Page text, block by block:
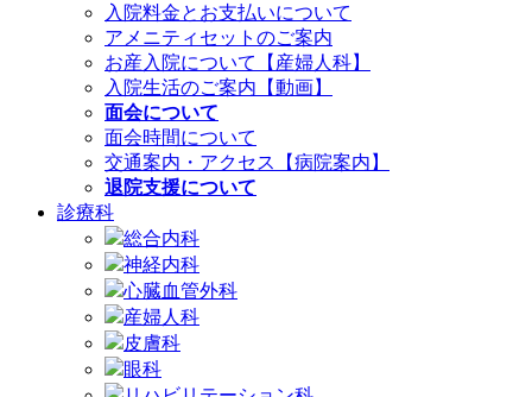
入院料金とお支払いについて
アメニティセットのご案内
お産入院について【産婦人科】
入院生活のご案内【動画】
面会について
面会時間について
交通案内・アクセス【病院案内】
退院支援について
診療科
総合内科
神経内科
心臓血管外科
産婦人科
皮膚科
眼科